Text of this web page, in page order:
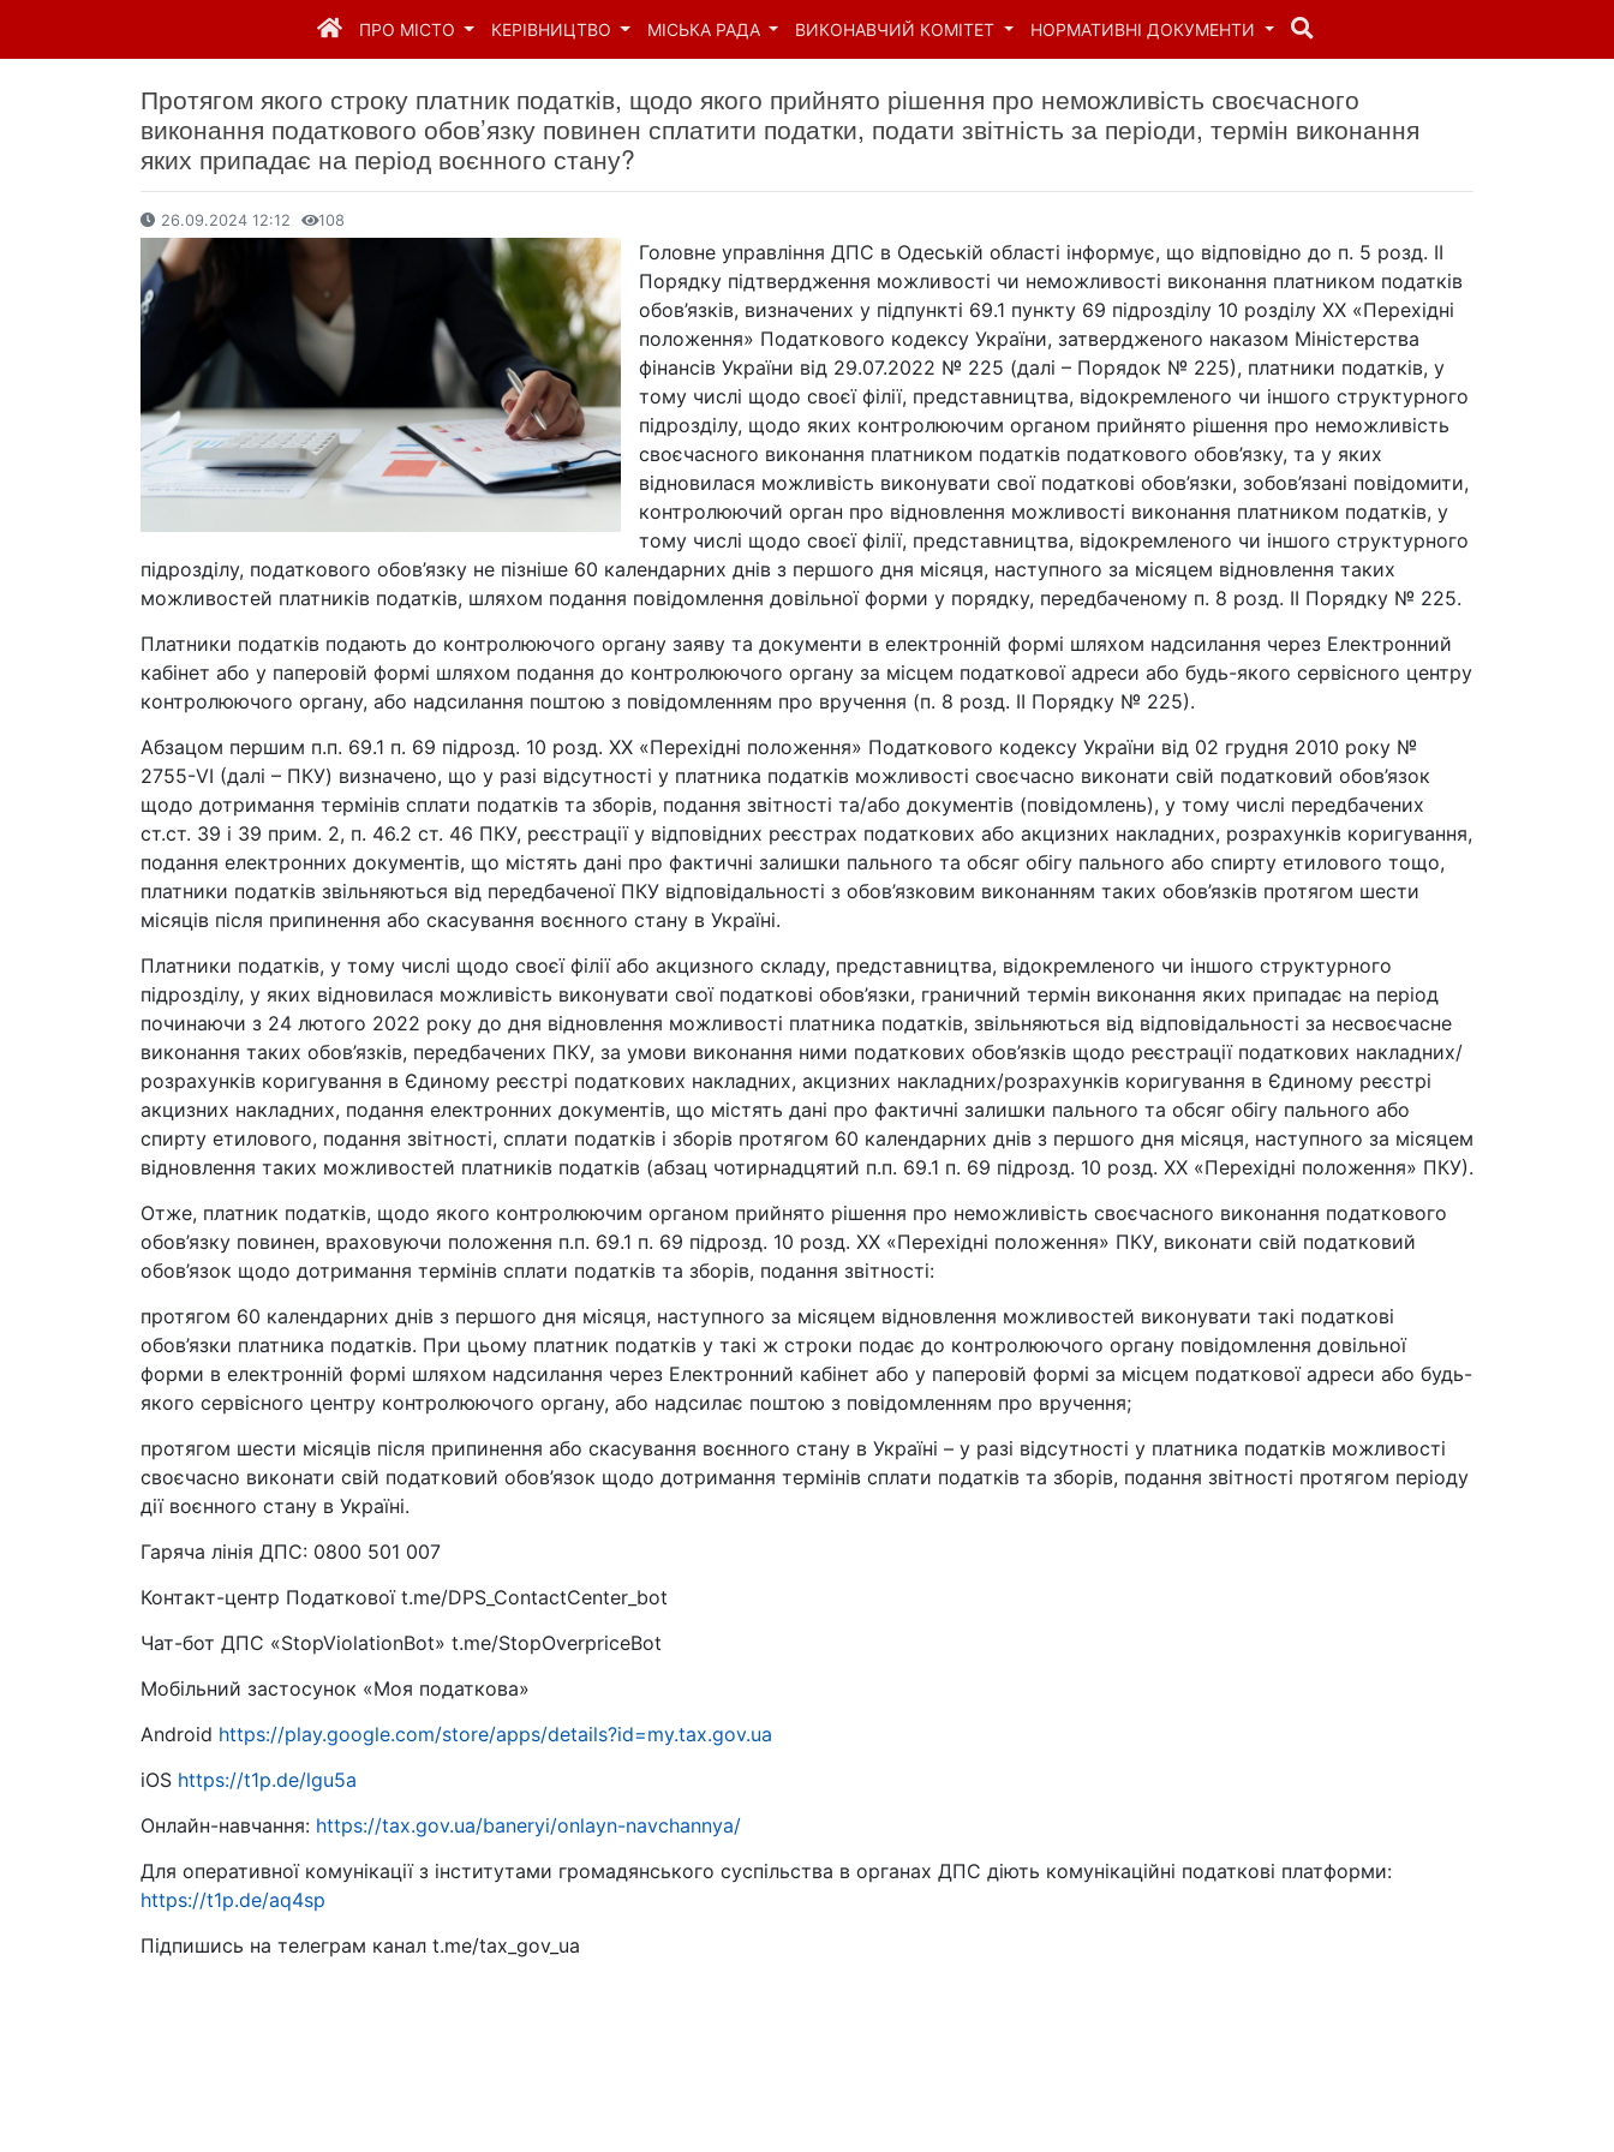
ПРО МІСТО КЕРІВНИЦТВО МІСЬКА РАДА ВИКОНАВЧИЙ КОМІТЕТ НОРМАТИВНІ ДОКУМЕНТИ
Протягом якого строку платник податків, щодо якого прийнято рішення про неможливість своєчасного
виконання податкового обов’язку повинен сплатити податки, подати звітність за періоди, термін виконання
яких припадає на період воєнного стану?
26.09.2024 12:12 108
Головне управління ДПС в Одеській області інформує, що відповідно до п. 5 розд. ІІ
Порядку підтвердження можливості чи неможливості виконання платником податків
обов’язків, визначених у підпункті 69.1 пункту 69 підрозділу 10 розділу XX «Перехідні
положення» Податкового кодексу України, затвердженого наказом Міністерства
фінансів України від 29.07.2022 № 225 (далі – Порядок № 225), платники податків, у
тому числі щодо своєї філії, представництва, відокремленого чи іншого структурного
підрозділу, щодо яких контролюючим органом прийнято рішення про неможливість
своєчасного виконання платником податків податкового обов’язку, та у яких
відновилася можливість виконувати свої податкові обов’язки, зобов’язані повідомити,
контролюючий орган про відновлення можливості виконання платником податків, у
тому числі щодо своєї філії, представництва, відокремленого чи іншого структурного
підрозділу, податкового обов’язку не пізніше 60 календарних днів з першого дня місяця, наступного за місяцем відновлення таких
можливостей платників податків, шляхом подання повідомлення довільної форми у порядку, передбаченому п. 8 розд. ІІ Порядку № 225.
Платники податків подають до контролюючого органу заяву та документи в електронній формі шляхом надсилання через Електронний
кабінет або у паперовій формі шляхом подання до контролюючого органу за місцем податкової адреси або будь-якого сервісного центру
контролюючого органу, або надсилання поштою з повідомленням про вручення (п. 8 розд. ІІ Порядку № 225).
Абзацом першим п.п. 69.1 п. 69 підрозд. 10 розд. XX «Перехідні положення» Податкового кодексу України від 02 грудня 2010 року №
2755-VI (далі – ПКУ) визначено, що у разі відсутності у платника податків можливості своєчасно виконати свій податковий обов’язок
щодо дотримання термінів сплати податків та зборів, подання звітності та/або документів (повідомлень), у тому числі передбачених
ст.ст. 39 і 39 прим. 2, п. 46.2 ст. 46 ПКУ, реєстрації у відповідних реєстрах податкових або акцизних накладних, розрахунків коригування,
подання електронних документів, що містять дані про фактичні залишки пального та обсяг обігу пального або спирту етилового тощо,
платники податків звільняються від передбаченої ПКУ відповідальності з обов’язковим виконанням таких обов’язків протягом шести
місяців після припинення або скасування воєнного стану в Україні.
Платники податків, у тому числі щодо своєї філії або акцизного складу, представництва, відокремленого чи іншого структурного
підрозділу, у яких відновилася можливість виконувати свої податкові обов’язки, граничний термін виконання яких припадає на період
починаючи з 24 лютого 2022 року до дня відновлення можливості платника податків, звільняються від відповідальності за несвоєчасне
виконання таких обов’язків, передбачених ПКУ, за умови виконання ними податкових обов’язків щодо реєстрації податкових накладних/
розрахунків коригування в Єдиному реєстрі податкових накладних, акцизних накладних/розрахунків коригування в Єдиному реєстрі
акцизних накладних, подання електронних документів, що містять дані про фактичні залишки пального та обсяг обігу пального або
спирту етилового, подання звітності, сплати податків і зборів протягом 60 календарних днів з першого дня місяця, наступного за місяцем
відновлення таких можливостей платників податків (абзац чотирнадцятий п.п. 69.1 п. 69 підрозд. 10 розд. XX «Перехідні положення» ПКУ).
Отже, платник податків, щодо якого контролюючим органом прийнято рішення про неможливість своєчасного виконання податкового
обов’язку повинен, враховуючи положення п.п. 69.1 п. 69 підрозд. 10 розд. XX «Перехідні положення» ПКУ, виконати свій податковий
обов’язок щодо дотримання термінів сплати податків та зборів, подання звітності:
протягом 60 календарних днів з першого дня місяця, наступного за місяцем відновлення можливостей виконувати такі податкові
обов’язки платника податків. При цьому платник податків у такі ж строки подає до контролюючого органу повідомлення довільної
форми в електронній формі шляхом надсилання через Електронний кабінет або у паперовій формі за місцем податкової адреси або будь-
якого сервісного центру контролюючого органу, або надсилає поштою з повідомленням про вручення;
протягом шести місяців після припинення або скасування воєнного стану в Україні – у разі відсутності у платника податків можливості
своєчасно виконати свій податковий обов’язок щодо дотримання термінів сплати податків та зборів, подання звітності протягом періоду
дії воєнного стану в Україні.
Гаряча лінія ДПС: 0800 501 007
Контакт-центр Податкової t.me/DPS_ContactCenter_bot
Чат-бот ДПС «StopViolationBot» t.me/StopOverpriceBot
Мобільний застосунок «Моя податкова»
Android https://play.google.com/store/apps/details?id=my.tax.gov.ua
iOS https://t1p.de/lgu5a
Онлайн-навчання: https://tax.gov.ua/baneryi/onlayn-navchannya/
Для оперативної комунікації з інститутами громадянського суспільства в органах ДПС діють комунікаційні податкові платформи:
https://t1p.de/aq4sp
Підпишись на телеграм канал t.me/tax_gov_ua